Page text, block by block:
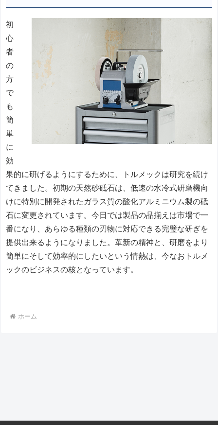
初
心
者
の
方
で
も
簡
単
に
効
果的に研げるようにするために、トルメックは研究を続け
てきました。初期の天然砂砥石は、低速の水冷式研磨機向
けに特別に開発されたガラス質の酸化アルミニウム製の砥
石に変更されています。今日では製品の品揃えは市場で一
番になり、あらゆる種類の刃物に対応できる完璧な研ぎを
提供出来るようになりました。革新の精神と、研磨をより
簡単にそして効率的にしたいという情熱は、今なおトルメ
ックのビジネスの核となっています。
ホーム